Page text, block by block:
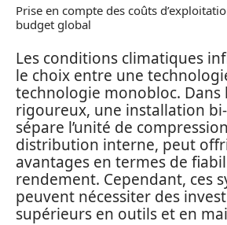
Prise en compte des coûts
budget global
Les conditions climatiques
le choix entre une
technologie monobloc. Dans
rigoureux, une installation
sépare l’unité de
distribution interne, peut
avantages en termes de
rendement. Cependant, ces
peuvent nécessiter des
supérieurs en outils et en